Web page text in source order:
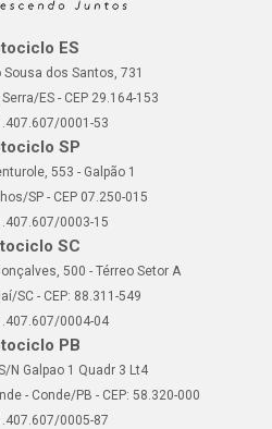
ES
dos Santos, 731
ES - CEP 29.164-153
0001-53
SP
553 - Galpão 1
SP - CEP 07.250-015
0003-15
SC
500 - Térreo Setor A
SC - CEP: 88.311-549
0004-04
PB
N Galpao 1 Quadr 3 Lt4
- Conde/PB - CEP: 58.320-000
0005-87